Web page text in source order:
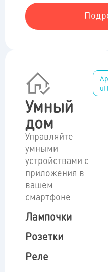
Умный
дом
Управляйте
умными
устройствами с
приложения в
вашем
смартфоне
Лампочки
Розетки
Реле